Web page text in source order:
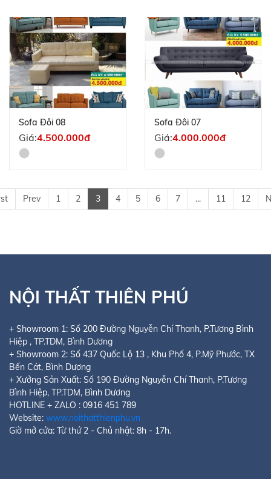
Sofa Đôi 08
Giá:4.500.000đ
Sofa Đôi 07
Giá:4.000.000đ
Prev 1 2 3 4 5 6 7 ... 11 12
NỘI THẤT THIÊN PHÚ
+ Showroom 1: Số 200 Đường Nguyễn Chí Thanh, P.Tương Bình
Hiệp , TP.TDM, Bình Dương
+ Showroom 2: Số 437 Quốc Lộ 13 , Khu Phố 4, P.Mỹ Phước, TX
Bến Cát, Bình Dương
+ Xưởng Sản Xuất: Số 190 Đường Nguyễn Chí Thanh, P.Tương
Bình Hiệp, TP.TDM, Bình Dương
HOTLINE + ZALO : 0916 451 789
Website: www.noithatthienphu.vn
Giờ mở cửa: Từ thứ 2 - Chủ nhật: 8h - 17h.